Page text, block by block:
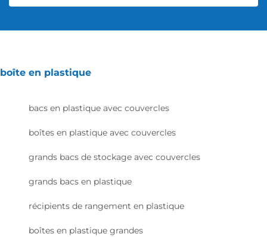
boîte en plastique
bacs en plastique avec couvercles
boîtes en plastique avec couvercles
grands bacs de stockage avec couvercles
grands bacs en plastique
récipients de rangement en plastique
boîtes en plastique grandes